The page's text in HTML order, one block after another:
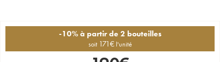
-10% à partir de 2 bouteilles
soit 171€ l'unité